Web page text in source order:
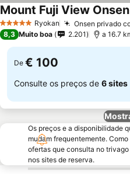
5 Estrelas Ryokan Onsen privado
Mount Fuji View
8,3 Muito boa 2.201 a 16.7
De € 100
Consulte os preços de 6 sites
Os preços e a disponibilidade
mudam frequentemente.
ofertas que consulta no
nos sites de reserva.